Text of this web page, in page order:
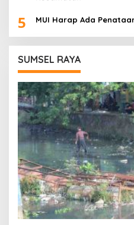
5 MUI Harap Ada
SUMSEL RAYA